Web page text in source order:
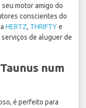
motor amigo do
conscientes do
HERTZ, THRIFTYe
de aluguer de
num
é perfeito para